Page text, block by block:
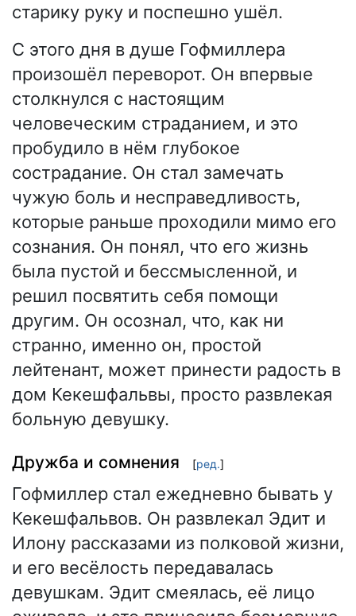
старику руку и поспешно ушёл.
С этого дня в душе Гофмиллера
произошёл переворот. Он впервые
столкнулся с настоящим
человеческим страданием, и это
пробудило в нём глубокое
сострадание. Он стал замечать
чужую боль и несправедливость,
которые раньше проходили мимо его
сознания. Он понял, что его жизнь
была пустой и бессмысленной, и
решил посвятить себя помощи
другим. Он осознал, что, как ни
странно, именно он, простой
лейтенант, может принести радость в
дом Кекешфальвы, просто развлекая
больную девушку.
Дружба и сомнения [ред.]
Гофмиллер стал ежедневно бывать у
Кекешфальвов. Он развлекал Эдит и
Илону рассказами из полковой жизни,
и его весёлость передавалась
девушкам. Эдит смеялась, её лицо